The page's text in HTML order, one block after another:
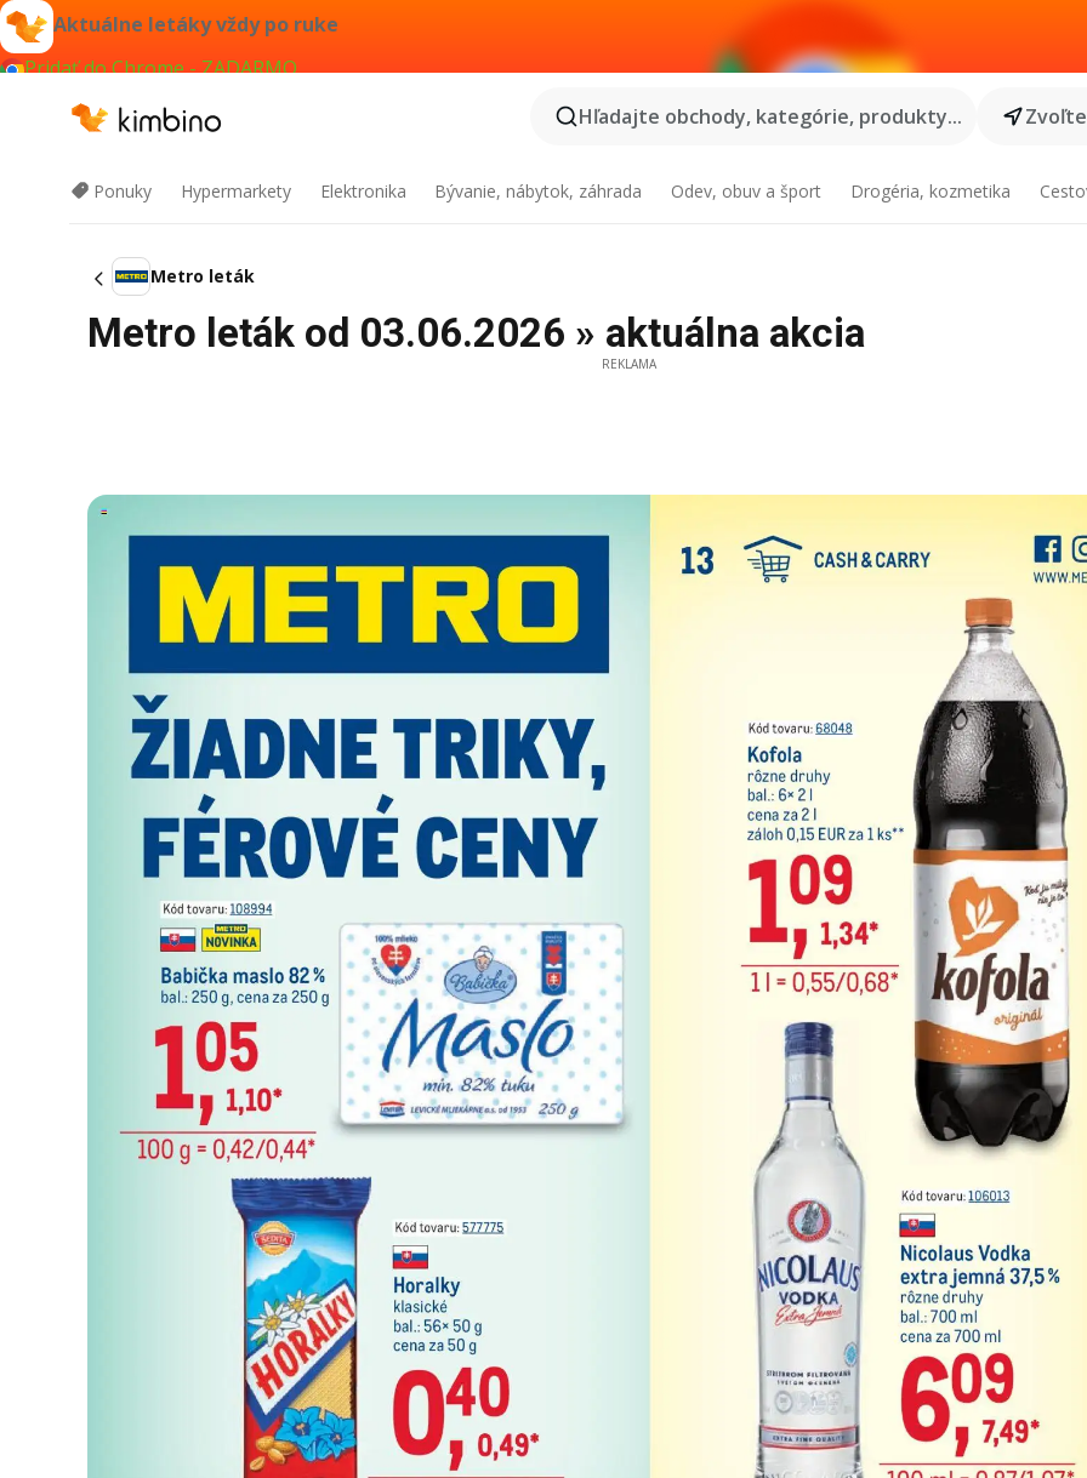
Aktuálne letáky vždy po ruke
Pridať do Chrome - ZADARMO
Hľadajte obchody, kategórie, produkty...
Ponuky Hypermarkety Elektronika Bývanie, nábytok, záhrada Odev, obuv a šport Drogéria, kozmetika
Metro leták
Metro leták od 03.06.2026 » aktuálna akcia
REKLAMA